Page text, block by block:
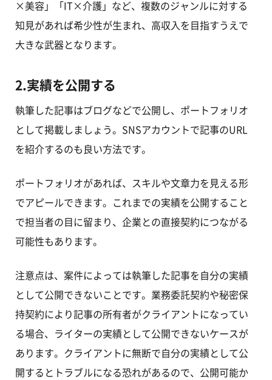
×美容」「IT×介護」など、複数のジャンルに対する
知見があれば希少性が生まれ、高収入を目指すうえで
大きな武器となります。
2.実績を公開する
執筆した記事はブログなどで公開し、ポートフォリオ
として掲載しましょう。SNSアカウントで記事のURL
を紹介するのも良い方法です。
ポートフォリオがあれば、スキルや文章力を見える形
でアピールできます。これまでの実績を公開すること
で担当者の目に留まり、企業との直接契約につながる
可能性もあります。
注意点は、案件によっては執筆した記事を自分の実績
として公開できないことです。業務委託契約や秘密保
持契約により記事の所有者がクライアントになってい
る場合、ライターの実績として公開できないケースが
あります。クライアントに無断で自分の実績として公
開するとトラブルになる恐れがあるので、公開可能か